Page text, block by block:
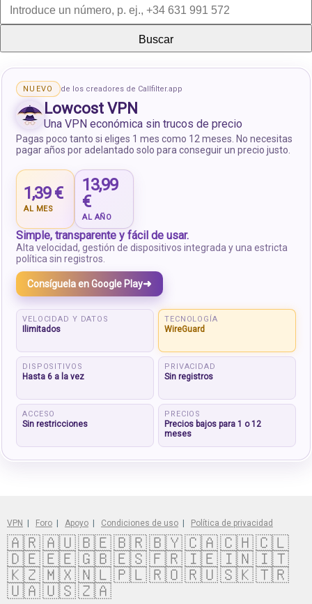
Buscar
NUEVO de los creadores de Callfilter.app
Lowcost VPN
Una VPN económica sin trucos de precio
Pagas poco tanto si eliges 1 mes como 12 meses. No necesitas
pagar años por adelantado solo para conseguir un precio justo.
1,39 €
AL MES
13,99
€
AL AÑO
Simple, transparente y fácil de usar.
Alta velocidad, gestión de dispositivos integrada y una estricta
política sin registros.
Consíguela en Google Play➜
VELOCIDAD Y DATOS
Ilimitados
TECNOLOGÍA
WireGuard
DISPOSITIVOS
Hasta 6 a la vez
PRIVACIDAD
Sin registros
ACCESO
Sin restricciones
PRECIOS
Precios bajos para 1 o 12
meses
VPN | Foro | Apoyo | Condiciones de uso | Política de privacidad
🇦🇷🇦🇺🇧🇪🇧🇷🇧🇾🇨🇦🇨🇭🇨🇱
🇩🇪🇪🇪🇬🇧🇪🇸🇫🇷🇮🇪🇮🇳🇮🇹
🇰🇿🇲🇽🇳🇱🇵🇱🇷🇴🇷🇺🇸🇰🇹🇷
🇺🇦🇺🇸🇿🇦